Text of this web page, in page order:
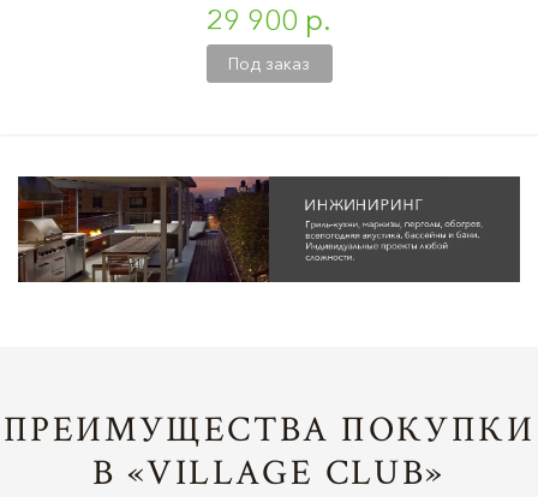
29 900 р.
Под заказ
ПРЕИМУЩЕСТВА ПОКУПКИ
В «VILLAGE CLUB»